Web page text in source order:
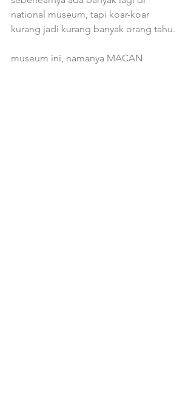
national museum, tapi koar-koar
kurang jadi kurang banyak orang tahu.
museum ini, namanya MACAN